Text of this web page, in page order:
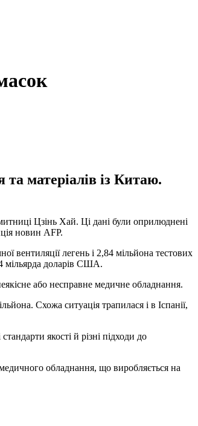
матеріалів із Китаю.
Цзінь Хай. Ці дані були оприлюднені
новин AFP.
вентиляції легень і 2,84 мільйона тестових
мільярда доларів США.
або несправне медичне обладнання.
Схожа ситуація трапилася і в Іспанії,
якості й різні підходи до
обладнання, що виробляється на